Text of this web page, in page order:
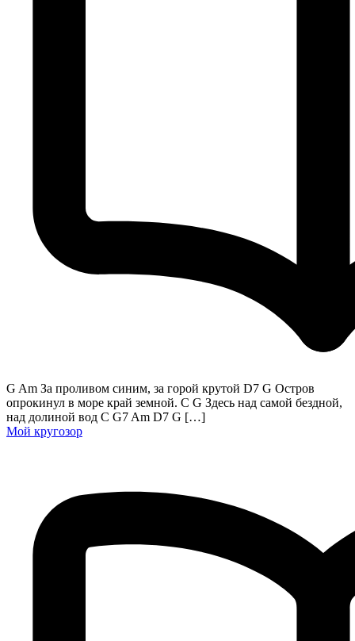
G Am За проливом синим, за горой крутой D7 G Остров
опрокинул в море край земной. C G Здесь над самой бездной,
над долиной вод C G7 Am D7 G […]
Мой кругозор